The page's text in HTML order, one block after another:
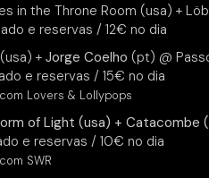
in the Throne Room (usa) +
e reservas / 12€ no dia
+ Jorge Coelho (pt) @
e reservas / 15€ no dia
Lovers & Lollypops
of Light (usa) + Catacombe
e reservas / 10€ no dia
SWR